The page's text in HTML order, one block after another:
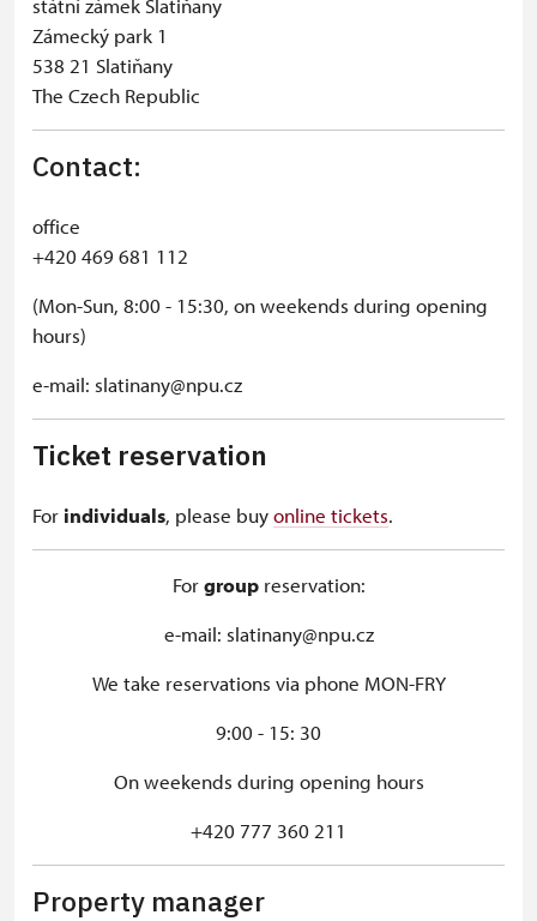
státní zámek Slatiňany
Zámecký park 1
538 21 Slatiňany
The Czech Republic
Contact:
office
+420 469 681 112
(Mon-Sun, 8:00 - 15:30, on weekends during opening
hours)
e-mail: slatinany@npu.cz
Ticket reservation
For individuals, please buyonline tickets.
Forgroupreservation:
e-mail: slatinany@npu.cz
We take reservations via phone MON-FRY
9:00 - 15: 30
On weekends during opening hours
+420 777 360 211
Property manager